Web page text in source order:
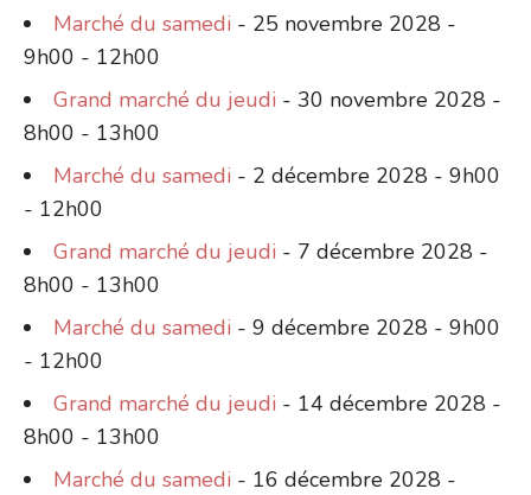
Marché du samedi - 25 novembre 2028 -
9h00 - 12h00
Grand marché du jeudi - 30 novembre 2028 -
8h00 - 13h00
Marché du samedi - 2 décembre 2028 - 9h00
- 12h00
Grand marché du jeudi - 7 décembre 2028 -
8h00 - 13h00
Marché du samedi - 9 décembre 2028 - 9h00
- 12h00
Grand marché du jeudi - 14 décembre 2028 -
8h00 - 13h00
Marché du samedi - 16 décembre 2028 -